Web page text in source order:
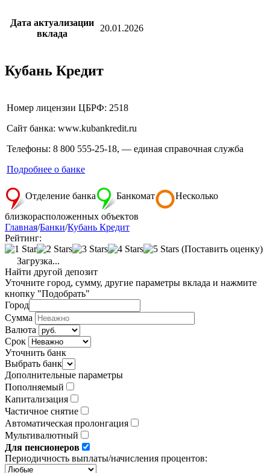
Дата актуализации
вклада
20.01.2026
Кубань Кредит
Номер лицензии ЦБРФ: 2518
Сайт банка: www.kubankredit.ru
Телефоны: 8 800 555-25-18, — единая справочная служба
Подробнее о банке
Отделение банка Банкомат Несколько
близкорасположенных объектов
Главная/Банки/Кубань Кредит
Рейтинг:
(Поставить оценку)
Загрузка...
Найти другой депозит
Уточните город, сумму, другие параметры вклада и нажмите
кнопку "Подобрать"
Город
Сумма
Валюта
Срок
Уточнить банк
Выбрать банк
Дополнительные параметры
Пополняемый
Капитализация
Частичное снятие
Автоматическая пролонгация
Мультивалютный
Для пенсионеров
Периодичность выплаты/начисления процентов: